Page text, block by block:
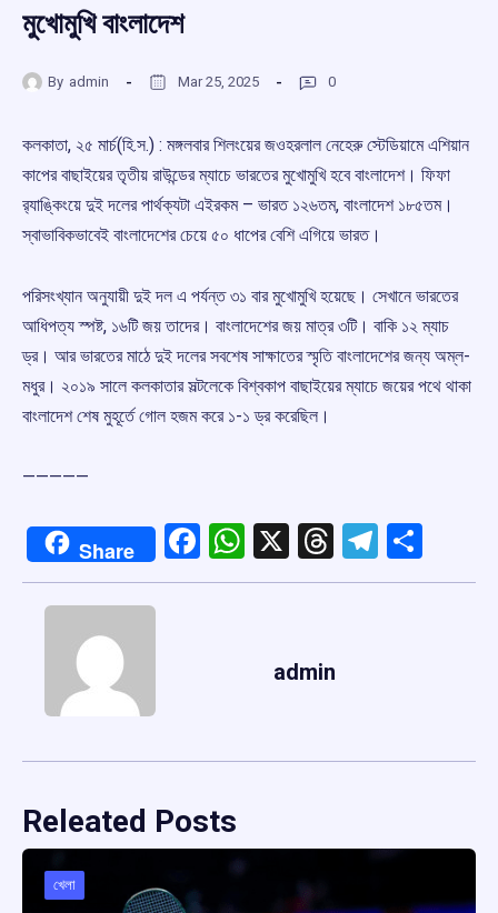
মুখোমুখি বাংলাদেশ
By admin Mar 25, 2025 0
কলকাতা, ২৫ মার্চ(হি.স.) : মঙ্গলবার শিলংয়ের জওহরলাল নেহেরু স্টেডিয়ামে এশিয়ান
কাপের বাছাইয়ের তৃতীয় রাউন্ডের ম্যাচে ভারতের মুখোমুখি হবে বাংলাদেশ। ফিফা
র‍্যাঙ্কিংয়ে দুই দলের পার্থক্যটা এইরকম – ভারত ১২৬তম, বাংলাদেশ ১৮৫তম।
স্বাভাবিকভাবেই বাংলাদেশের চেয়ে ৫০ ধাপের বেশি এগিয়ে ভারত।
পরিসংখ্যান অনুযায়ী দুই দল এ পর্যন্ত ৩১ বার মুখোমুখি হয়েছে। সেখানে ভারতের
আধিপত্য স্পষ্ট, ১৬টি জয় তাদের। বাংলাদেশের জয় মাত্র ৩টি। বাকি ১২ ম্যাচ
ড্র। আর ভারতের মাঠে দুই দলের সবশেষ সাক্ষাতের স্মৃতি বাংলাদেশের জন্য অম্ল-
মধুর। ২০১৯ সালে কলকাতার সল্টলেকে বিশ্বকাপ বাছাইয়ের ম্যাচে জয়ের পথে থাকা
বাংলাদেশ শেষ মুহূর্তে গোল হজম করে ১-১ ড্র করেছিল।
—————
Share Facebook
WhatsApp
X Threads
admin
Releated Posts
খেলা